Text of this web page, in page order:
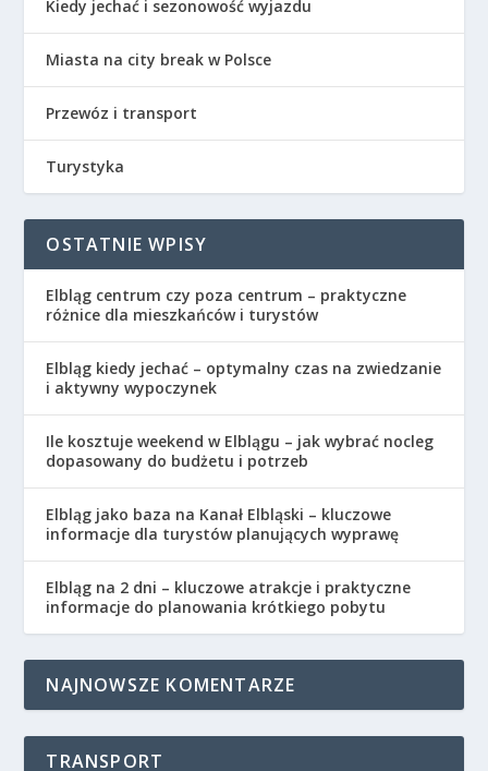
Kiedy jechać i sezonowość wyjazdu
Miasta na city break w Polsce
Przewóz i transport
Turystyka
OSTATNIE WPISY
Elbląg centrum czy poza centrum – praktyczne
różnice dla mieszkańców i turystów
Elbląg kiedy jechać – optymalny czas na zwiedzanie
i aktywny wypoczynek
Ile kosztuje weekend w Elblągu – jak wybrać nocleg
dopasowany do budżetu i potrzeb
Elbląg jako baza na Kanał Elbląski – kluczowe
informacje dla turystów planujących wyprawę
Elbląg na 2 dni – kluczowe atrakcje i praktyczne
informacje do planowania krótkiego pobytu
NAJNOWSZE KOMENTARZE
TRANSPORT